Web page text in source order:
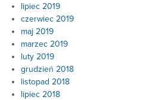
lipiec 2019
czerwiec 2019
maj 2019
marzec 2019
luty 2019
grudzień 2018
listopad 2018
lipiec 2018